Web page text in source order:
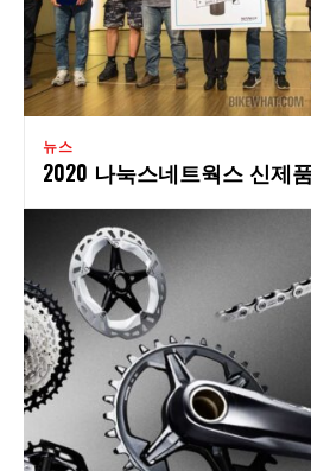
뉴스
2020 나눅스네트웍스 신제